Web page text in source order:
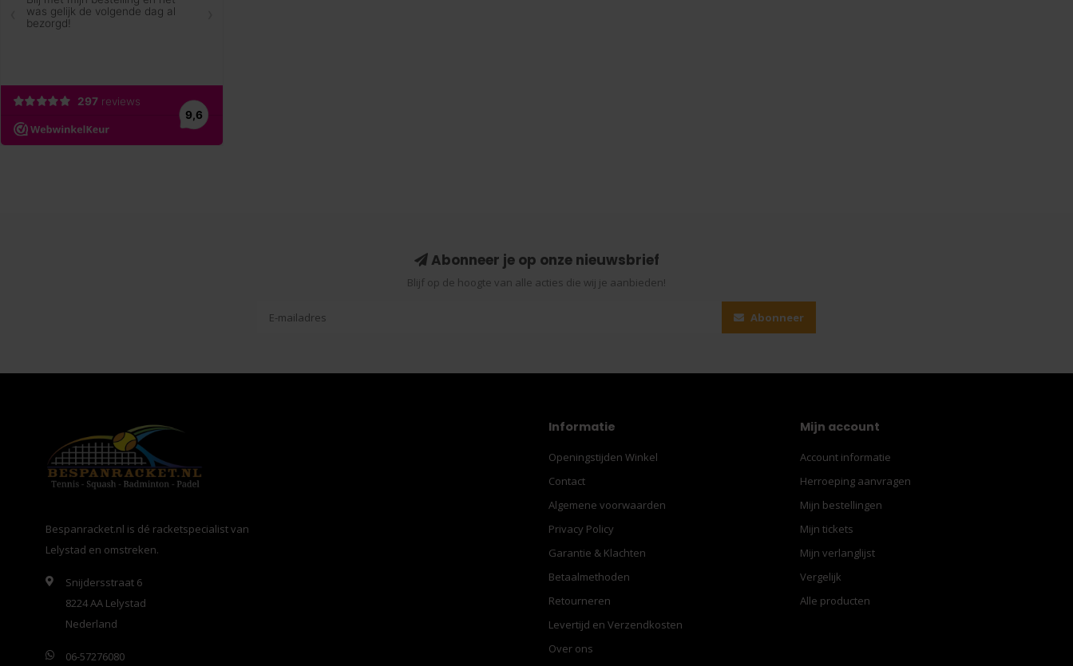
Abonneer je op onze nieuwsbrief
Blijf op de hoogte van alle acties die wij je aanbieden!
Abonneer
Bespanracket.nl is dé racketspecialist van
Lelystad en omstreken.
Snijdersstraat 6
8224 AA Lelystad
Nederland
06-57276080
Informatie
Openingstijden Winkel
Contact
Algemene voorwaarden
Privacy Policy
Garantie & Klachten
Betaalmethoden
Retourneren
Levertijd en Verzendkosten
Over ons
Mijn account
Account informatie
Herroeping aanvragen
Mijn bestellingen
Mijn tickets
Mijn verlanglijst
Vergelijk
Alle producten